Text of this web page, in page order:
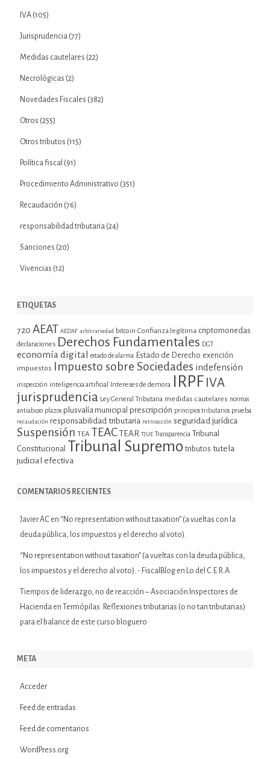
IVA (105)
Jurisprudencia (77)
Medidas cautelares (22)
Necrológicas (2)
Novedades Fiscales (382)
Otros (255)
Otros tributos (115)
Política fiscal (91)
Procedimiento Administrativo (351)
Recaudación (76)
responsabilidad tributaria (24)
Sanciones (20)
Vivencias (12)
ETIQUETAS
720 AEAT AEDAF arbitrariedad bitcoin Confianza legítima criptomonedas
declaraciones Derechos Fundamentales DGT
economía digital estado de alarma Estado de Derecho exención
impuestos Impuesto sobre Sociedades indefensión
inspección inteligencia artificial Intereses de demora IRPF IVA
jurisprudencia Ley General Tributaria medidas cautelares normas
antiabuso plazos plusvalía municipal prescripción principios tributarios prueba
recaudación responsabilidad tributaria retroacción seguridad jurídica
Suspensión TEA TEAC TEAR TJUE Transparencia Tribunal
Constitucional Tribunal Supremo tributos tutela
judicial efectiva
COMENTARIOS RECIENTES
Javier AC en “No representation without taxation” (a vueltas con la
deuda pública, los impuestos y el derecho al voto).
“No representation without taxation” (a vueltas con la deuda pública,
los impuestos y el derecho al voto). - FiscalBlog en Lo del C.E.R.A.
Tiempos de liderazgo, no de reacción – Asociación Inspectores de
Hacienda en
Termópilas. Reflexiones tributarias (o no tan tributarias)
para el balance de este curso bloguero
META
Acceder
Feed de entradas
Feed de comentarios
WordPress.org